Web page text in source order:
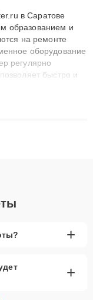
в Саратове
образованием и
на ремонте
оборудование
регулярно
быстро и
решают
+
+